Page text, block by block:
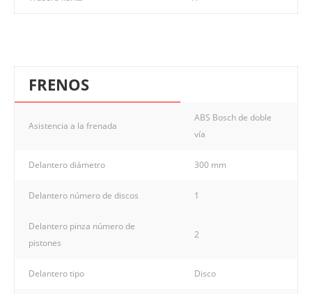
FRENOS
Asistencia a la frenada
ABS Bosch de doble
vía
Delantero diámetro 300 mm
Delantero número de discos 1
Delantero pinza número de
pistones
2
Delantero tipo Disco